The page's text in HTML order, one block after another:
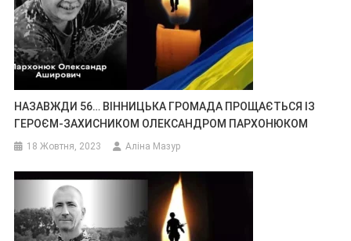
НАЗАВЖДИ 56… ВІННИЦЬКА ГРОМАДА ПРОЩАЄТЬСЯ ІЗ
ГЕРОЄМ-ЗАХИСНИКОМ ОЛЕКСАНДРОМ ПАРХОНЮКОМ
18 Жовтня, 2023 Аліна Мазур